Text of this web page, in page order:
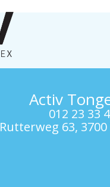
Activ
012 23 33
Rutterweg 63,